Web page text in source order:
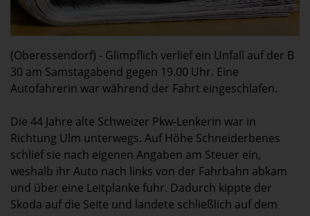
(Oberessendorf) - Glimpflich verlief ein Unfall auf der B
30 am Samstagabend gegen 19.00 Uhr. Eine
Autofahrerin war während der Fahrt eingeschlafen.
Die 44 Jahre alte Schweizer Pkw-Lenkerin war in
Richtung Ulm unterwegs. Auf Höhe Schneiderbenes
schlief sie nach eigenen Angaben am Steuer ein,
weshalb ihr Auto nach links von der Fahrbahn abkam
und über eine Leitplanke fuhr. Dadurch kippte der
Skoda auf die Seite und landete schließlich auf dem